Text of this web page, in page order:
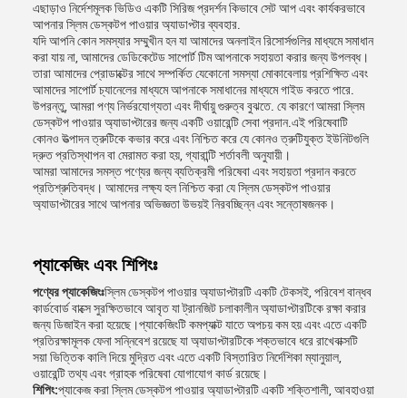
এছাড়াও নির্দেশমূলক ভিডিও একটি সিরিজ প্রদর্শন কিভাবে সেট আপ এবং কার্যকরভাবে
আপনার স্লিম ডেস্কটপ পাওয়ার অ্যাডাপ্টার ব্যবহার.
যদি আপনি কোন সমস্যার সম্মুখীন হন যা আমাদের অনলাইন রিসোর্সগুলির মাধ্যমে সমাধান
করা যায় না, আমাদের ডেডিকেটেড সাপোর্ট টিম আপনাকে সহায়তা করার জন্য উপলব্ধ।
তারা আমাদের প্রোডাক্টের সাথে সম্পর্কিত যেকোনো সমস্যা মোকাবেলায় প্রশিক্ষিত এবং
আমাদের সাপোর্ট চ্যানেলের মাধ্যমে আপনাকে সমাধানের মাধ্যমে গাইড করতে পারে.
উপরন্তু, আমরা পণ্য নির্ভরযোগ্যতা এবং দীর্ঘায়ু গুরুত্ব বুঝতে. যে কারণে আমরা স্লিম
ডেস্কটপ পাওয়ার অ্যাডাপ্টারের জন্য একটি ওয়ারেন্টি সেবা প্রদান.এই পরিষেবাটি
কোনও উত্পাদন ত্রুটিকে কভার করে এবং নিশ্চিত করে যে কোনও ত্রুটিযুক্ত ইউনিটগুলি
দ্রুত প্রতিস্থাপন বা মেরামত করা হয়, গ্যারান্টি শর্তাবলী অনুযায়ী।
আমরা আমাদের সমস্ত পণ্যের জন্য ব্যতিক্রমী পরিষেবা এবং সহায়তা প্রদান করতে
প্রতিশ্রুতিবদ্ধ। আমাদের লক্ষ্য হল নিশ্চিত করা যে স্লিম ডেস্কটপ পাওয়ার
অ্যাডাপ্টারের সাথে আপনার অভিজ্ঞতা উভয়ই নিরবচ্ছিন্ন এবং সন্তোষজনক।
প্যাকেজিং এবং শিপিংঃ
পণ্যের প্যাকেজিংঃস্লিম ডেস্কটপ পাওয়ার অ্যাডাপ্টারটি একটি টেকসই, পরিবেশ বান্ধব
কার্ডবোর্ড বাক্সে সুরক্ষিতভাবে আবৃত যা ট্রানজিট চলাকালীন অ্যাডাপ্টারটিকে রক্ষা করার
জন্য ডিজাইন করা হয়েছে।প্যাকেজিংটি কমপ্যাক্ট যাতে অপচয় কম হয় এবং এতে একটি
প্রতিরক্ষামূলক ফেনা সন্নিবেশ রয়েছে যা অ্যাডাপ্টারটিকে শক্তভাবে ধরে রাখেবাক্সটি
সয়া ভিত্তিক কালি দিয়ে মুদ্রিত এবং এতে একটি বিস্তারিত নির্দেশিকা ম্যানুয়াল,
ওয়ারেন্টি তথ্য এবং গ্রাহক পরিষেবা যোগাযোগ কার্ড রয়েছে।
শিপিং:প্যাকেজ করা স্লিম ডেস্কটপ পাওয়ার অ্যাডাপ্টারটি একটি শক্তিশালী, আবহাওয়া